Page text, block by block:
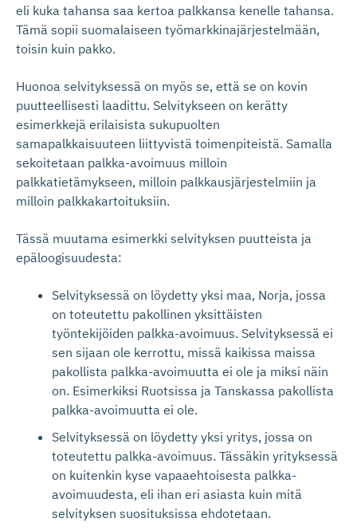
eli kuka tahansa saa kertoa palkkansa kenelle tahansa.
Tämä sopii suomalaiseen työmarkkinajärjestelmään,
toisin kuin pakko.
Huonoa selvityksessä on myös se, että se on kovin
puutteellisesti laadittu. Selvitykseen on kerätty
esimerkkejä erilaisista sukupuolten
samapalkkaisuuteen liittyvistä toimenpiteistä. Samalla
sekoitetaan palkka-avoimuus milloin
palkkatietämykseen, milloin palkkausjärjestelmiin ja
milloin palkkakartoituksiin.
Tässä muutama esimerkki selvityksen puutteista ja
epäloogisuudesta:
Selvityksessä on löydetty yksi maa, Norja, jossa
on toteutettu pakollinen yksittäisten
työntekijöiden palkka-avoimuus. Selvityksessä ei
sen sijaan ole kerrottu, missä kaikissa maissa
pakollista palkka-avoimuutta ei ole ja miksi näin
on. Esimerkiksi Ruotsissa ja Tanskassa pakollista
palkka-avoimuutta ei ole.
Selvityksessä on löydetty yksi yritys, jossa on
toteutettu palkka-avoimuus. Tässäkin yrityksessä
on kuitenkin kyse vapaaehtoisesta palkka-
avoimuudesta, eli ihan eri asiasta kuin mitä
selvityksen suosituksissa ehdotetaan.